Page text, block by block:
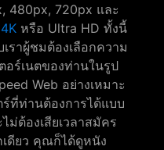
480px, 720px และ
4K หรือ Ultra HD ทั้งนี้
ราผู้ชมต้องเลือกความ
อร์เนตของท่านในรูป
Web อย่างเหมาะ
ที่ท่านต้องการได้แบบ
ม่ต้องเสียเวลาสมัคร
ดียว คุณก็ได้ดูหนัง